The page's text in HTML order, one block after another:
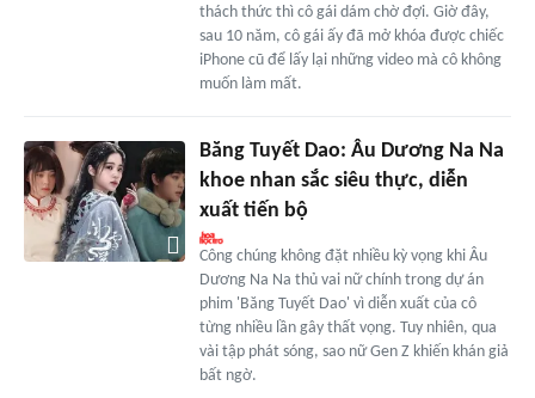
thách thức thì cô gái dám chờ đợi. Giờ đây,
sau 10 năm, cô gái ấy đã mở khóa được chiếc
iPhone cũ để lấy lại những video mà cô không
muốn làm mất.
Băng Tuyết Dao: Âu Dương Na Na
khoe nhan sắc siêu thực, diễn
xuất tiến bộ
Công chúng không đặt nhiều kỳ vọng khi Âu
Dương Na Na thủ vai nữ chính trong dự án
phim 'Băng Tuyết Dao' vì diễn xuất của cô
từng nhiều lần gây thất vọng. Tuy nhiên, qua
vài tập phát sóng, sao nữ Gen Z khiến khán giả
bất ngờ.